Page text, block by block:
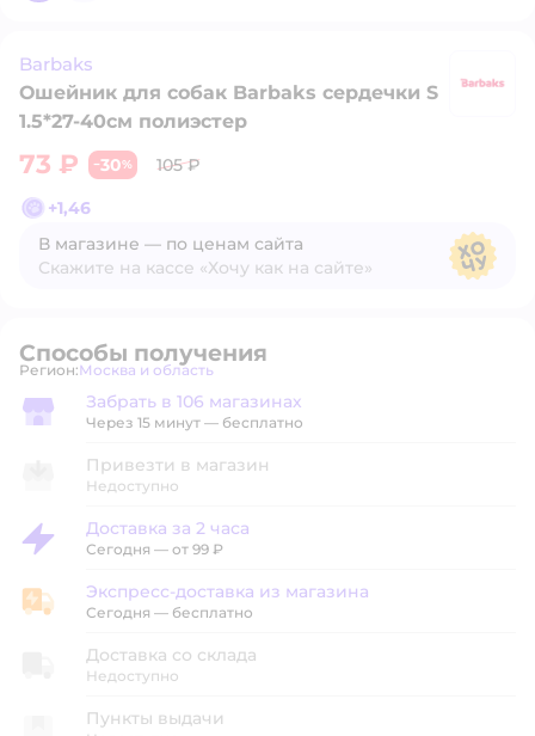
Barbaks
Ошейник для собак Barbaks сердечки S
1.5*27-40см полиэстер
73 ₽ −30%
105 ₽
+1,46
В магазине — по ценам сайта
Скажите на кассе «Хочу как на сайте»
Способы получения
Регион: Выбор адреса доставки.
Москва и область
Забрать в магазине
Забрать в 106 магазинах
Через 15 минут — бесплатно
Привезти в магазин
Недоступно
Доставка за 2 часа
Доставка за 2 часа
Сегодня — от 99 ₽
Экспресс-доставка из магазина
Экспресс-доставка из магазина
Сегодня — бесплатно
Доставка со склада
Недоступно
Пункты выдачи